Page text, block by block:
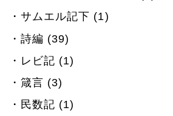
サムエル記下 (1)
詩編 (39)
レビ記 (1)
箴言 (3)
民数記 (1)